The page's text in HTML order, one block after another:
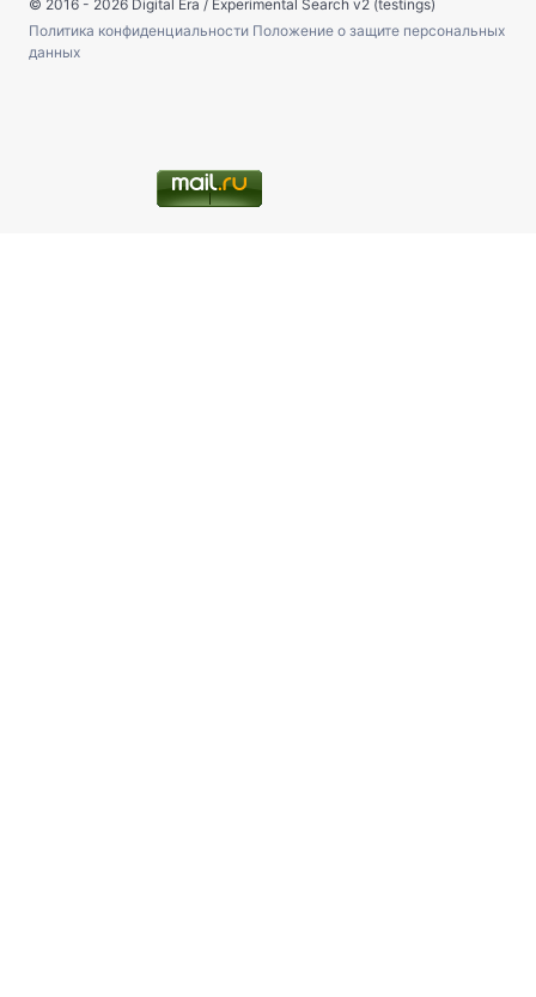
© 2016 - 2026 Digital Era / Experimental Search v2 (testings)
Политика конфиденциальности Положение о защите персональных
данных